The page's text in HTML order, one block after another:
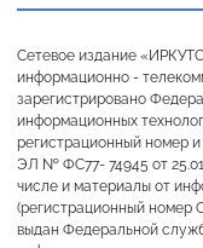
Сетевое издание
информационно -
зарегистрировано
информационных
регистрационный номер
ЭЛ № ФС77- 74945 от
числе и материалы от
(регистрационный номер
выдан Федеральной